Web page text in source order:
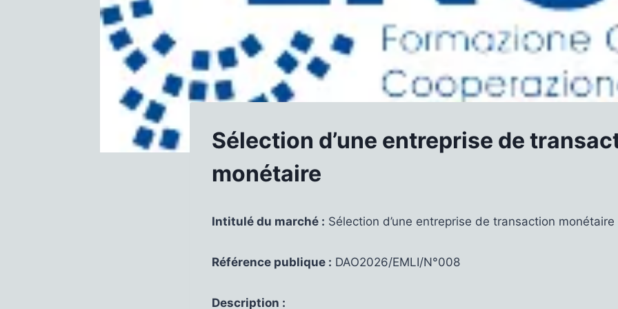
Sélection d’une entreprise de
monétaire
Intitulé du marché : Sélection d’une entreprise de transaction monétaire
Référence publique : DAO2026/EMLI/N°008
Description :